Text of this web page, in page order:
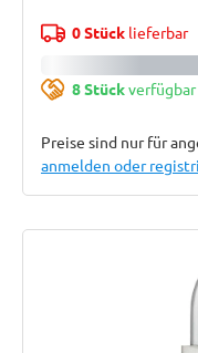
0 Stücklieferbar
8 Stückverfügbar
Preise sind nur für
anmelden oder